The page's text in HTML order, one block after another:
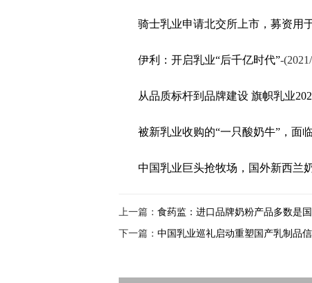
骑士乳业申请北交所上市，募资用
伊利：开启乳业“后千亿时代”-
从品质标杆到品牌建设 旗帜乳业
被新乳业收购的“一只酸奶牛”，面
中国乳业巨头抢牧场，国外新西兰
上一篇： 食药监：进口品牌奶粉产品多数是
下一篇： 中国乳业巡礼启动重塑国产乳制品